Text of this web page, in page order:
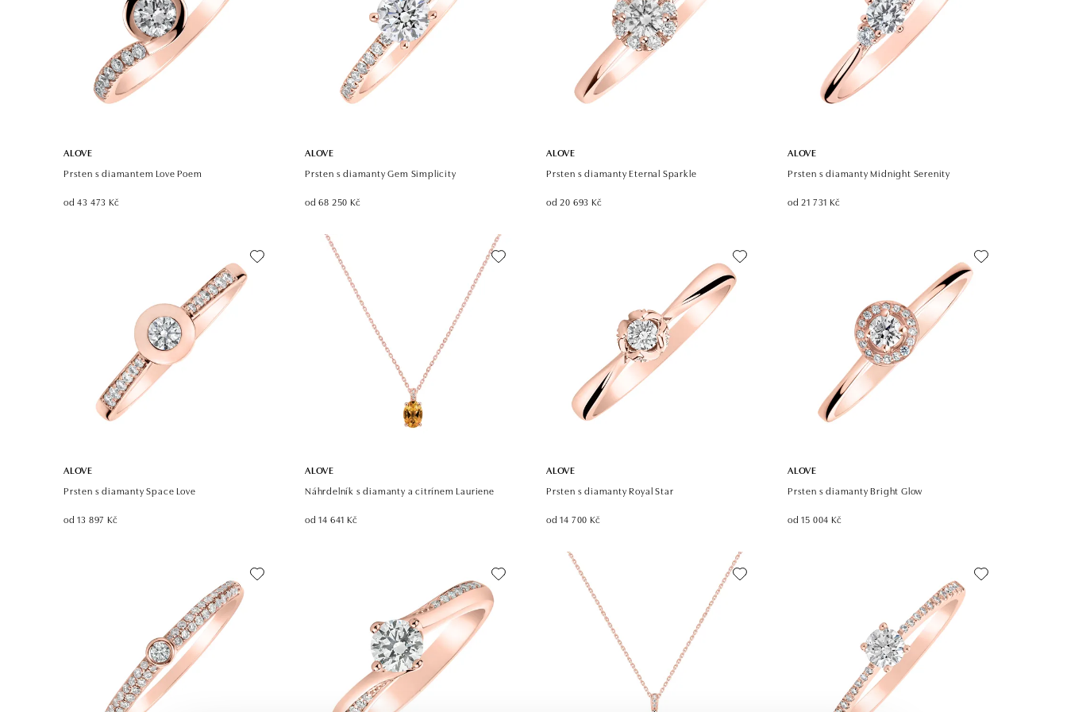
ALOVE
Prsten s diamantem Love Poem
od 43 473 Kč
ALOVE
Prsten s diamanty Gem Simplicity
od 68 250 Kč
ALOVE
Prsten s diamanty Eternal Sparkle
od 20 693 Kč
ALOVE
Prsten s diamanty Midnight Serenity
od 21 731 Kč
ALOVE
Prsten s diamanty Space Love
od 13 897 Kč
ALOVE
Náhrdelník s diamanty a citrínem Lauriene
od 14 641 Kč
ALOVE
Prsten s diamanty Royal Star
od 14 700 Kč
ALOVE
Prsten s diamanty Bright Glow
od 15 004 Kč